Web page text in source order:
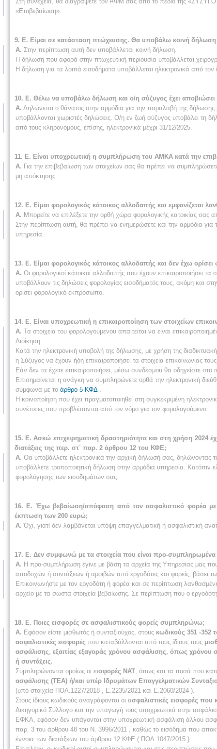
«Επιβεβαίωση».
9. Ε. Είμαι σε κατάσταση πτώχευσης. Θα υποβάλω κοινή δήλωση
Α. Στην περίπτωση αυτή δεν υποβάλλεται κοινή δήλωση.
Η δήλωση που αφορά στην πτωχευτική περιουσία υποβάλλεται
Η δήλωση για τα λοιπά εισοδήματα υποβάλλεται ηλεκτρονικά από τον
10. Ε. Θέλω να υποβάλω δήλωση και ο/η σύζυγος έχει
Α. Δηλώνεται ο θάνατος στην αρμόδια για την παραλαβή της
υποβάλλονται χωριστές δηλώσεις. Ο/η εν ζωή σύζυγος υποβάλει τη
από τους κληρονόμους, επίσης, ηλεκτρονικά μέχρι 31/12/2025.
11. Ε. Είναι υποχρεωτική η συμπλήρωση του ΑΜΚΑ κατά την
Α. Για την επιβεβαίωση των στοιχείων σας θα πρέπει να
μη απόκτησης.
12. Ε. Είμαι φορολογικός κάτοικος αλλοδαπής και εμφανίζεται
Α. Μπορείτε να επιλέξετε την ορθή χώρα φορολογικής κατοικίας σας
Στην περίπτωση αυτή, θα πρέπει να ενημερώσετε και την αρμόδια
υπηρεσία.
13. Ε. Είμαι φορολογικός κάτοικος αλλοδαπής και δεν έχω
Α. Οι φορολογικοί κάτοικοι αλλοδαπής που έχουν επικαιροποιήσει
υποβάλλουν τις δηλώσεις φορολογίας εισοδήματός τους, ακόμη και
ορίσει φορολογικό εκπρόσωπο.
14. Ε. Είναι υποχρεωτική η επικαιροποίηση των στοιχείων
Α. Τα στοιχεία του φορολογούμενου απαιτείται να είναι
Διοίκηση.
Κατά την ηλεκτρονική υποβολή της δήλωσης, με χρήση της
η Σύζυγος να έχουν ήδη επικαιροποιήσει τα στοιχεία επικοινωνίας
Εάν δεν τα έχετε επικαιροποιήσει, μέσω συνδέσμου θα οδηγείστε
Επισημαίνεται η ανάγκη να συμπληρώνετε ορθά την ηλεκτρονική
σύμφωνα με το άρθρο 5 ΚΦΔ
Η κοινοποίηση που έχει πραγματοποιηθεί στη συγκεκριμένη
συνέπειες που προβλέπονται από τον νόμο για τον φορολογούμενο.
15. Ε. Ασκώ επιχειρηματική δραστηριότητα και στη χρήση
διατάξεις της περ. στ΄ παρ. 2 άρθρου 12 του ΚΦΕ;
Α. Θα υποβάλλετε ηλεκτρονικά την αρχική δήλωσή σας, δηλώνοντας
υποβάλλετε τροποποιητική δήλωση στην αρμόδια υπηρεσία.
φορολόγησης των εισοδημάτων σας.
16. Ε. Έχω βεβαίωση/απόφαση από τον ασφαλιστικό φορέα με
έκπτωση των 200 ευρώ;
Α. Όχι, γιατί δεν λαμβάνεται υπόψη επαγγελματική ή ασφαλιστική
17. Ε. Δεν συμφωνώ με τα στοιχεία που είναι προ-
Α. Η προ-συμπλήρωση έγινε με βάση τα αρχεία της Υπηρεσίας μας
αποδοχών ή συντάξεων ή αμοιβών από εργοδότες και φορείς, βάσει
Επικοινωνήστε με τον εργοδότη ή φορέα και σε περίπτωση
αρχείο με τα σωστά στοιχεία βεβαίωσης. Σε περίπτωση που ο
18. Ε. Ποιες εισφορές σε ασφαλιστικούς φορείς συμπληρώνω;
Α. Εφόσον είστε μισθωτός ή συνταξιούχος, στους κωδικούς 351 -352
ασφαλιστικές εισφορές που καταβάλλονται από τους ίδιους τους
ασφάλισης εξαιτίας εξαγοράς χρόνου ασφάλισης, όπως χρόνου
ή συντάξεις.
Συμπληρώνονται ομοίως οι εισφορές ΝΑΤ , όπως και τα ποσά που
ασφάλισης (ΤΕΑ) ή/και υπέρ Ιδρυμάτων Επαγγελματικών
(υπό στοιχεία ΠΟΛ.1227/2018 , Ε.2235/2021 και Ε.2060/2024 ).
Στους ίδιους κωδικούς αναγράφονται οι ασφαλιστικές εισφορές που
Δικηγορικό Σύλλογο και την υπαγωγή τους υποχρεωτικά στην
ΕΦΚΑ, εφόσον δεν υπάγονται στην υποχρεωτική ασφάλιση άλλου
παρ. 3 του άρθρου 48 του Ν. 3996/2011 , καθώς το εισόδημα που
έννοια των διατάξεων του άρθρου 12 ΚΦΕ ( ΠΟΛ.1047/2015 ).